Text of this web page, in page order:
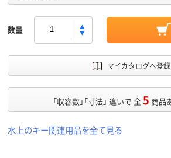
数量
マイカタログへ登録
「収容数」「寸法」 違いで 全5 商品
水上のキー関連用品を全て見る